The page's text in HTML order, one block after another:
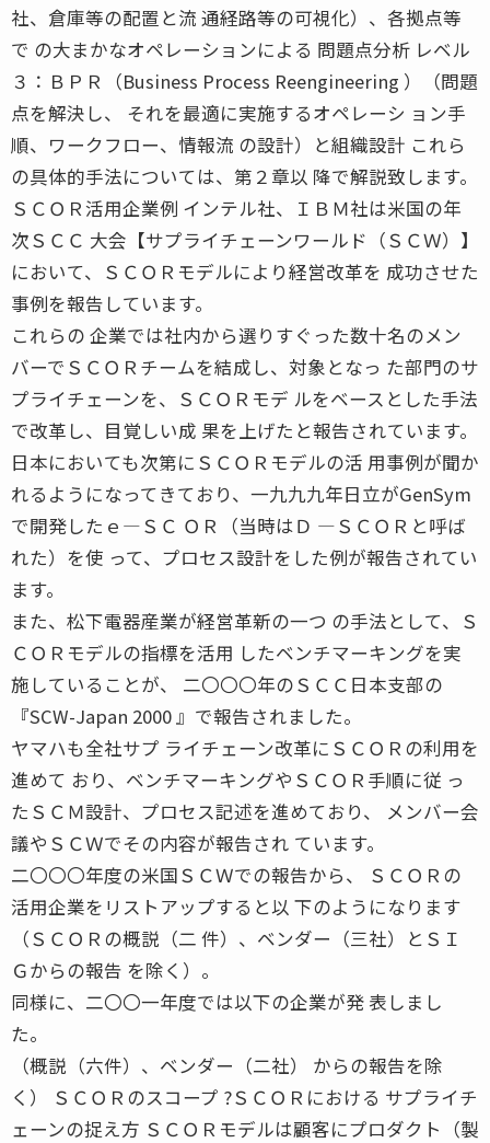
社、倉庫等の配置と流 通経路等の可視化）、各拠点等
で の大まかなオペレーションによる 問題点分析 レベル
３：ＢＰＲ（Business Process Reengineering ）（問題
点を解決し、 それを最適に実施するオペレーシ ョン手
順、ワークフロー、情報流 の設計）と組織設計 これら
の具体的手法については、第２章以 降で解説致します。
ＳＣＯＲ活用企業例 インテル社、ＩＢＭ社は米国の年
次ＳＣＣ 大会【サプライチェーンワールド（ＳＣＷ）】
において、ＳＣＯＲモデルにより経営改革を 成功させた
事例を報告しています。
これらの 企業では社内から選りすぐった数十名のメン
バーでＳＣＯＲチームを結成し、対象となっ た部門のサ
プライチェーンを、ＳＣＯＲモデ ルをベースとした手法
で改革し、目覚しい成 果を上げたと報告されています。
日本においても次第にＳＣＯＲモデルの活 用事例が聞か
れるようになってきており、一九九九年日立がGenSym
で開発したｅ―ＳＣ ＯＲ（当時はＤ ―ＳＣＯＲと呼ば
れた）を使 って、プロセス設計をした例が報告されてい
ます。
また、松下電器産業が経営革新の一つ の手法として、Ｓ
ＣＯＲモデルの指標を活用 したベンチマーキングを実
施していることが、 二〇〇〇年のＳＣＣ日本支部の
『SCW-Japan 2000 』で報告されました。
ヤマハも全社サプ ライチェーン改革にＳＣＯＲの利用を
進めて おり、ベンチマーキングやＳＣＯＲ手順に従 っ
たＳＣＭ設計、プロセス記述を進めており、 メンバー会
議やＳＣＷでその内容が報告され ています。
二〇〇〇年度の米国ＳＣＷでの報告から、 ＳＣＯＲの
活用企業をリストアップすると以 下のようになります
（ＳＣＯＲの概説（二 件）、ベンダー（三社）とＳＩ
Ｇからの報告 を除く）。
同様に、二〇〇一年度では以下の企業が発 表しまし
た。
（概説（六件）、ベンダー（二社） からの報告を除
く） ＳＣＯＲのスコープ ?ＳＣＯＲにおける サプライチ
ェーンの捉え方 ＳＣＯＲモデルは顧客にプロダクト（製